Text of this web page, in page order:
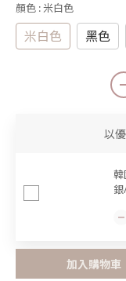
顏色 : 米白色
米白色 黑色
以
韓
加入購物車